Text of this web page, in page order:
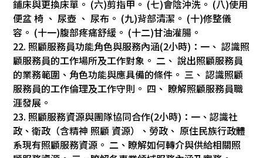
鋪床與更換床單。 (六)剪指甲。 (七)會陰沖洗。 (八)使用
便盆 椅 、 尿壺 、 尿布。 (九)背部清潔。 (十)修整儀
容。 (十一)腹部疼痛舒緩。 (十二)甘油灌腸。
22. 照顧服務員功能角色與服務內涵(2小時)：一、 認識照
顧服務員的工作場所及工作對象。 二、 說出照顧服務員
的業務範圍、角色功能與應具備的條件。 三、 認識照顧
服務員的工作倫理及工作守則。 四、 瞭解照顧服務員職
涯發展。
23. 照顧服務資源與團隊協同合作(2小時)：一、認識社
政、衛政（含精神 照顧 資源）、勞政、 原住民族行政體
系現有照顧服務資源。 二、瞭解如何轉介與供給相關照